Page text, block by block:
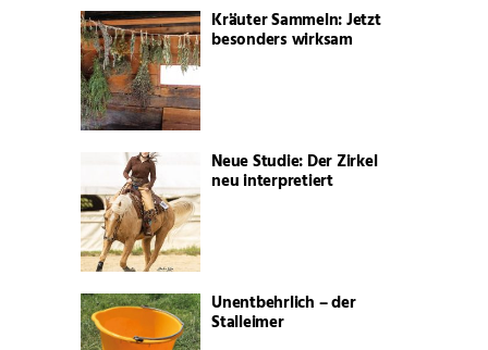
Kräuter Sammeln: Jetzt
besonders wirksam
Neue Studie: Der Zirkel
neu interpretiert
Unentbehrlich – der
Stalleimer